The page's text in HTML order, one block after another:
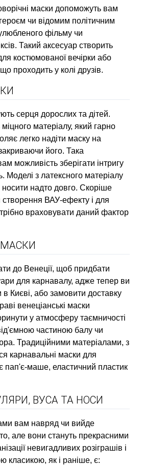
маски допоможуть вам
чи відомим політичним
фільму чи
Такий аксесуар створить
костюмованої вечірки або
проходить у колі друзів.
серця дорослих та дітей.
матеріалу, який гарно
легко надіти маску на
його. Така
можливість зберігати інтригу
Моделі з латексного матеріалу
надто довго. Скоріше
створення ВАУ-ефекту і для
враховувати даний фактор
МАСКИ
до Венеції, щоб придбати
для карнавалу, адже тепер ви
в Києві, або замовити доставку
венеціанські маски
у атмосферу таємничості
частиною балу чи
Традиційними матеріалами, з
карнавальні маски для
пап'є-маше, еластичний пластик
ВУСА ТА НОСИ
вам навряд чи вийде
але вони стануть прекрасними
невигадливих розіграшів і
класикою, як і раніше, є: